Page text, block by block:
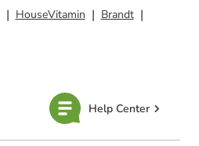
HouseVitamin
Brandt
Help Center